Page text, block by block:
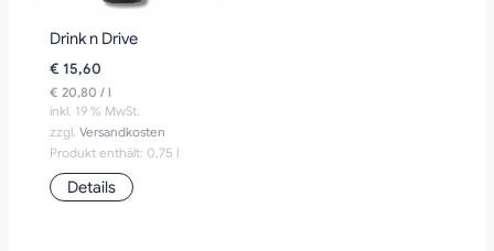
Drink n Drive
€ 15,60
€ 20,80 / l
inkl. 19 % MwSt.
zzgl.Versandkosten
Produkt enthält: 0,75 l
Details